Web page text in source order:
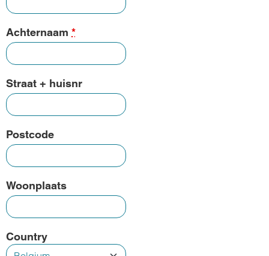
Achternaam *
Straat + huisnr
Postcode
Woonplaats
Country